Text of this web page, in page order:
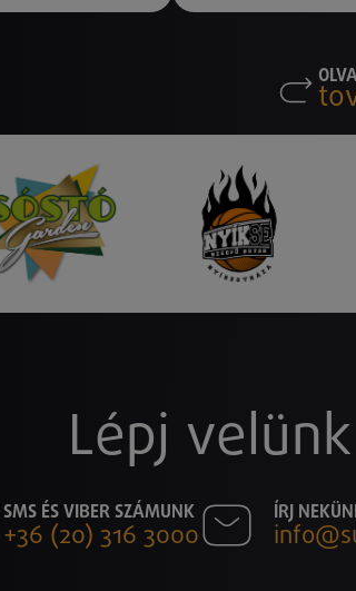
Lépj velünk
SMS ÉS VIBER SZÁMUNK
+36 (20) 316 3000
ÍRJ